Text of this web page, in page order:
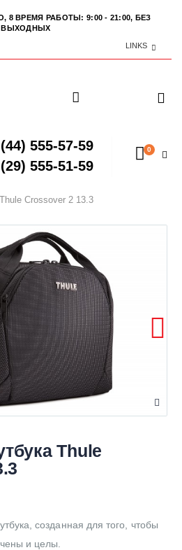
8 ВРЕМЯ РАБОТЫ: 9:00 - 21:00, БЕЗ
ВЫХОДНЫХ
LINKS
555-57-59
555-51-59
0
Crossover 2 13.3
Thule
созданная для того, чтобы
и целы.